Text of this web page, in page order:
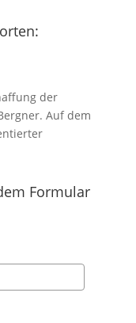
Formular